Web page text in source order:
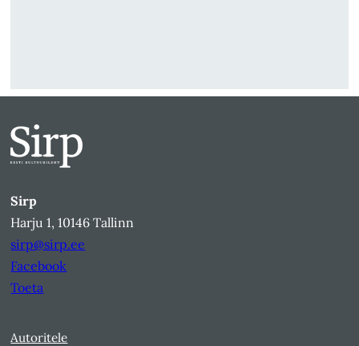
Sirp
Harju 1, 10146 Tallinn
sirp@sirp.ee
Facebook
Toeta
Autoritele